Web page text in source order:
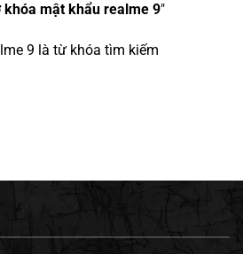
khóa mật khẩu realme 9"
9 là từ khóa tìm kiếm